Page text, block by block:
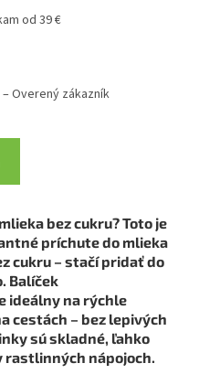
od 39 €
Overený zákazník
bez cukru? Toto je
príchute do mlieka
cukru – stačí pridať do
Balíček
ideálny na rýchle
cestách – bez lepivých
sú skladné, ľahko
rastlinných nápojoch.